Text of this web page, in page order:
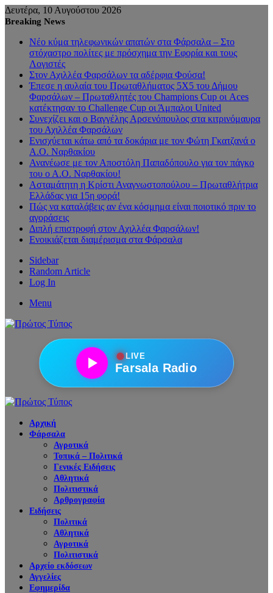
Δευτέρα, 10 Αυγούστου 2026
Breaking News
Νέο κύμα τηλεφωνικών απατών στα Φάρσαλα – Στο
στόχαστρο πολίτες με πρόσχημα την Εφορία και τους
Λογιστές
Στον Αχιλλέα Φαρσάλων τα αδέρφια Φούσα!
Έπεσε η αυλαία του Πρωταθλήματος 5Χ5 του Δήμου
Φαρσάλων – Πρωταθλητές του Champions Cup οι Aces
κατέκτησαν το Challenge Cup οι Άμπαλοι United
Συνεχίζει και ο Βαγγέλης Αρσενόπουλος στα κιτρινόμαυρα
του Αχιλλέα Φαρσάλων
Ενισχύεται κάτω από τα δοκάρια με τον Φώτη Γκατζανά ο
Α.Ο. Ναρθακίου
Ανανέωσε με τον Αποστόλη Παπαδόπουλο για τον πάγκο
του ο Α.Ο. Ναρθακίου!
Ασταμάτητη η Κρίστι Αναγνωστοπούλου – Πρωταθλήτρια
Ελλάδας για 15η φορά!
Πώς να καταλάβεις αν ένα κόσμημα είναι ποιοτικό πριν το
αγοράσεις
Διπλή επιστροφή στον Αχιλλέα Φαρσάλων!
Ενοικιάζεται διαμέρισμα στα Φάρσαλα
Sidebar
Random Article
Log In
Menu
●LIVE
Farsala Radio
Αρχική
Φάρσαλα
Αγροτικά
Τοπικά – Πολιτικά
Γενικές Ειδήσεις
Αθλητικά
Πολιτιστικά
Αρθρογραφία
Ειδήσεις
Πολιτικά
Αθλητικά
Αγροτικά
Πολιτιστικά
Αρχείο εκδόσεων
Αγγελίες
Εφημερίδα